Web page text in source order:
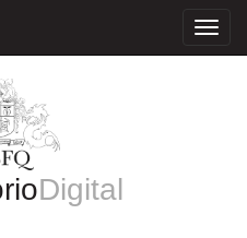
Digital